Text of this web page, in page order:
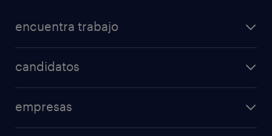
encuentra trabajo
candidatos
empresas